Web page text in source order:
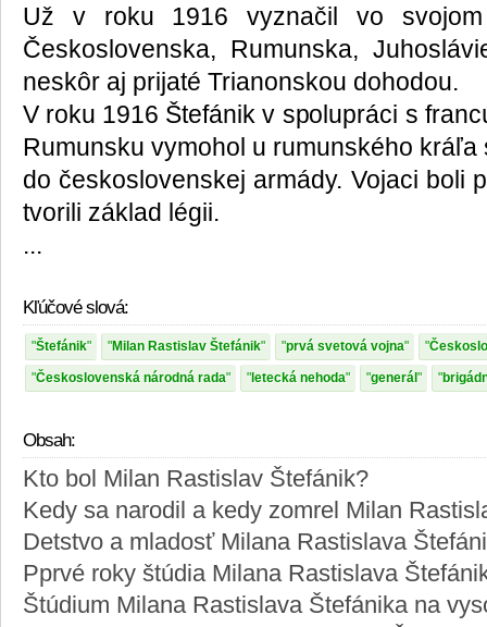
Už v roku 1916 vyznačil vo
Československa, Rumunska,
neskôr aj prijaté Trianonskou dohodou.
V roku 1916 Štefánik v spolupráci s
Rumunsku vymohol u rumunského
do československej armády. Vojaci boli
tvorili základ légii.
...
Kľúčové slová:
Štefánik Milan Rastislav Štefánik prvá svetová vojna
Československá národná rada letecká nehoda generál
Obsah:
Kto bol Milan Rastislav Štefánik?
Kedy sa narodil a kedy zomrel Milan
Detstvo a mladosť Milana Rastislava
Pprvé roky štúdia Milana Rastislava
Štúdium Milana Rastislava Štefánika na